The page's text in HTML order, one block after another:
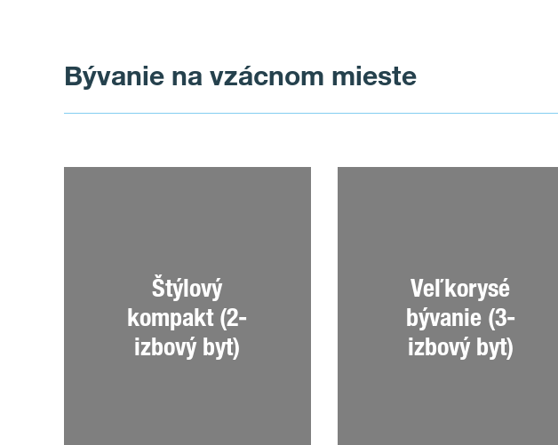
Bývanie na vzácnom mieste
Štýlový
kompakt (2-
izbový byt)
Veľkorysé
bývanie (3-
izbový byt)